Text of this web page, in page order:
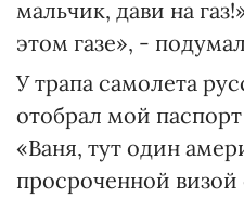
мальчик, дави на
этом газе», -
У трапа самолета
отобрал мой
«Ваня, тут один
просроченной